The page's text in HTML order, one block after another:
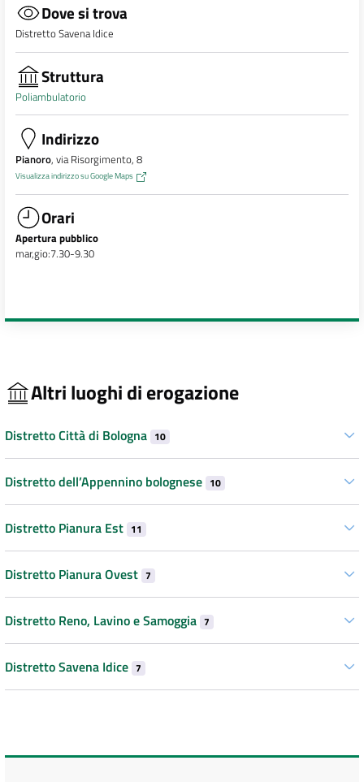
Dove si trova
Distretto Savena Idice
Struttura
Poliambulatorio
Indirizzo
Pianoro, via Risorgimento, 8
Visualizza indirizzo su Google Maps
Orari
Apertura pubblico
mar,gio:7.30-9.30
Altri luoghi di erogazione
Distretto Città di Bologna 10
Distretto dell’Appennino bolognese 10
Distretto Pianura Est 11
Distretto Pianura Ovest 7
Distretto Reno, Lavino e Samoggia 7
Distretto Savena Idice 7